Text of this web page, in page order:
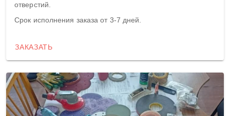
отверстий.
Срок исполнения заказа от 3-7 дней.
ЗАКАЗАТЬ